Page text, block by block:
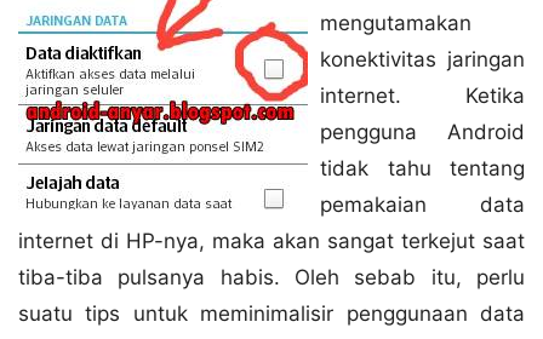
mengutamakan
konektivitas jaringan
internet. Ketika
pengguna Android
tidak tahu tentang
pemakaian data
internet di HP-nya, maka akan sangat terkejut saat
tiba-tiba pulsanya habis. Oleh sebab itu, perlu
suatu tips untuk meminimalisir penggunaan data